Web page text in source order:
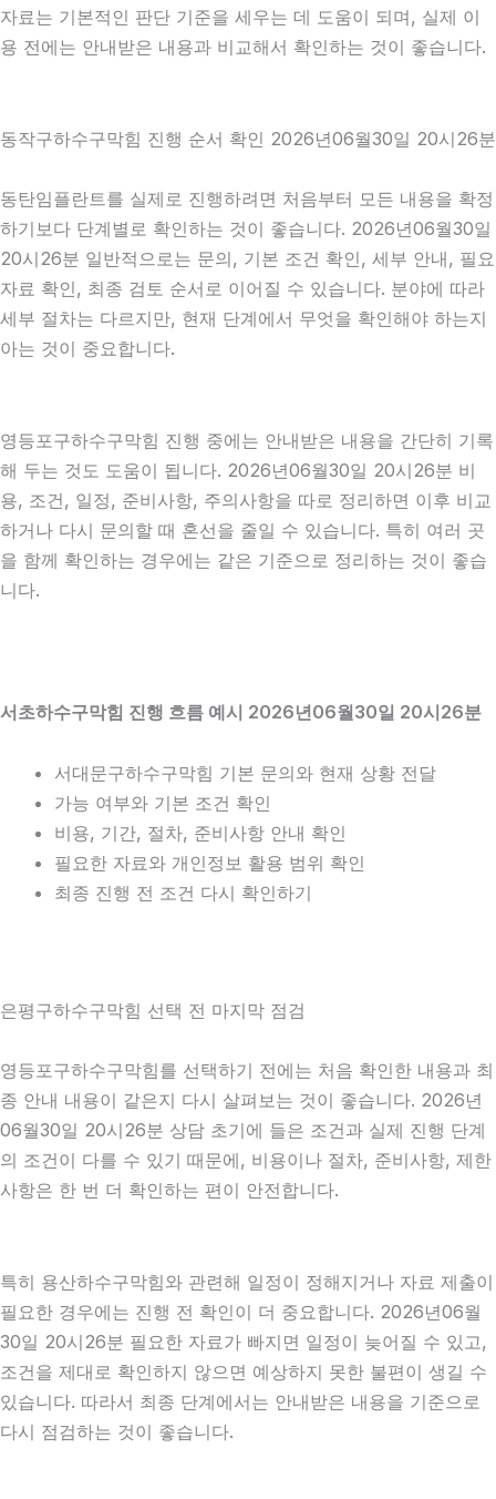
자료는 기본적인 판단 기준을 세우는 데 도움이 되며, 실제 이
용 전에는 안내받은 내용과 비교해서 확인하는 것이 좋습니다.
동작구하수구막힘 진행 순서 확인 2026년06월30일 20시26분
동탄임플란트를 실제로 진행하려면 처음부터 모든 내용을 확정
하기보다 단계별로 확인하는 것이 좋습니다. 2026년06월30일
20시26분 일반적으로는 문의, 기본 조건 확인, 세부 안내, 필요
자료 확인, 최종 검토 순서로 이어질 수 있습니다. 분야에 따라
세부 절차는 다르지만, 현재 단계에서 무엇을 확인해야 하는지
아는 것이 중요합니다.
영등포구하수구막힘 진행 중에는 안내받은 내용을 간단히 기록
해 두는 것도 도움이 됩니다. 2026년06월30일 20시26분 비
용, 조건, 일정, 준비사항, 주의사항을 따로 정리하면 이후 비교
하거나 다시 문의할 때 혼선을 줄일 수 있습니다. 특히 여러 곳
을 함께 확인하는 경우에는 같은 기준으로 정리하는 것이 좋습
니다.
서초하수구막힘 진행 흐름 예시 2026년06월30일 20시26분
서대문구하수구막힘 기본 문의와 현재 상황 전달
가능 여부와 기본 조건 확인
비용, 기간, 절차, 준비사항 안내 확인
필요한 자료와 개인정보 활용 범위 확인
최종 진행 전 조건 다시 확인하기
은평구하수구막힘 선택 전 마지막 점검
영등포구하수구막힘를 선택하기 전에는 처음 확인한 내용과 최
종 안내 내용이 같은지 다시 살펴보는 것이 좋습니다. 2026년
06월30일 20시26분 상담 초기에 들은 조건과 실제 진행 단계
의 조건이 다를 수 있기 때문에, 비용이나 절차, 준비사항, 제한
사항은 한 번 더 확인하는 편이 안전합니다.
특히 용산하수구막힘와 관련해 일정이 정해지거나 자료 제출이
필요한 경우에는 진행 전 확인이 더 중요합니다. 2026년06월
30일 20시26분 필요한 자료가 빠지면 일정이 늦어질 수 있고,
조건을 제대로 확인하지 않으면 예상하지 못한 불편이 생길 수
있습니다. 따라서 최종 단계에서는 안내받은 내용을 기준으로
다시 점검하는 것이 좋습니다.